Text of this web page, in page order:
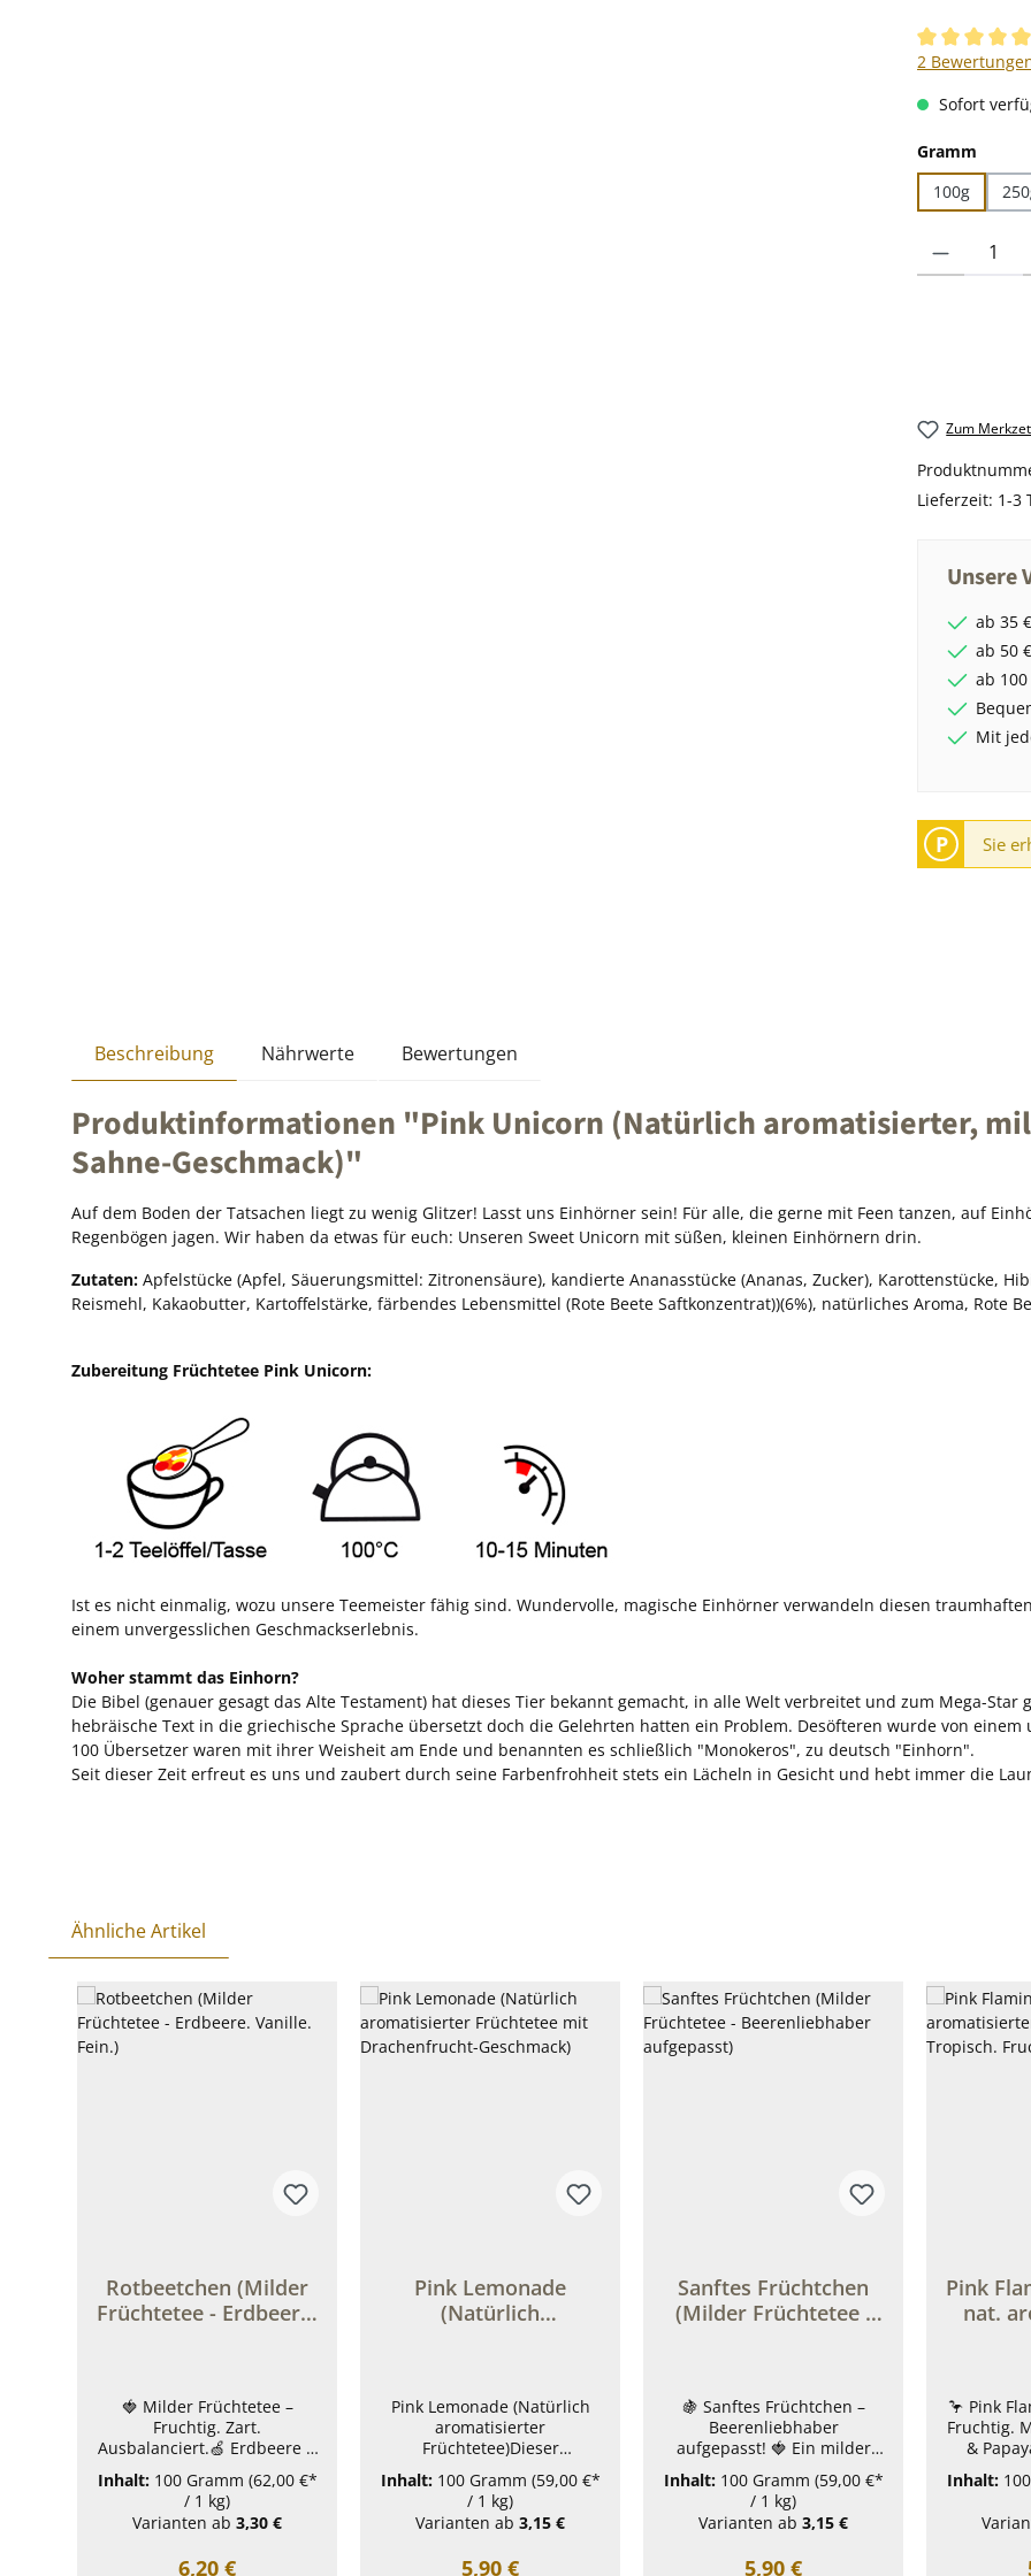
2
Sofort
Gramm
100g
Produkt
Zum
Lieferzeit: 1-3
Unsere
ab 35
ab 50
ab
Mit
P Sie
Beschreibung Nährwerte Bewertungen
Produktinformationen "Pink Unicorn (Natürlich aromatisierter,
Sahne-Geschmack)"
Auf dem Boden der Tatsachen liegt zu wenig Glitzer! Lasst uns Einhörner sein! Für alle, die gerne mit Feen tanzen, auf
Regenbögen jagen. Wir haben da etwas für euch: Unseren Sweet Unicorn mit süßen, kleinen Einhörnern drin.
Zutaten: Apfelstücke (Apfel, Säuerungsmittel: Zitronensäure), kandierte Ananasstücke (Ananas, Zucker), Karottenstücke,
Reismehl, Kakaobutter, Kartoffelstärke, färbendes Lebensmittel (Rote Beete Saftkonzentrat))(6%), natürliches Aroma, Rote
Zubereitung Früchtetee Pink Unicorn:
Ist es nicht einmalig, wozu unsere Teemeister fähig sind. Wundervolle, magische Einhörner verwandeln diesen
einem unvergesslichen Geschmackserlebnis.
Woher stammt das Einhorn?
Die Bibel (genauer gesagt das Alte Testament) hat dieses Tier bekannt gemacht, in alle Welt verbreitet und zum Mega-
hebräische Text in die griechische Sprache übersetzt doch die Gelehrten hatten ein Problem. Desöfteren wurde von
100 Übersetzer waren mit ihrer Weisheit am Ende und benannten es schließlich "Monokeros", zu deutsch "Einhorn".
Seit dieser Zeit erfreut es uns und zaubert durch seine Farbenfrohheit stets ein Lächeln in Gesicht und hebt immer die
Ähnliche Artikel
Produktgalerie überspringen
Rotbeetchen (Milder
Früchtetee - Erdbeere.
🍓 Milder Früchtetee –
Fruchtig. Zart.
Ausbalanciert.🍏 Erdbeere &
cremig | 🫖 Ideal für
jeden Tag Ein fein
abgestimmter Früchtetee
Die fruchtige Süße von
Inhalt: 100 Gramm (62,00 €*
/ 1 kg)
Varianten ab 3,30 €
Regulärer Preis:
6,20 €
Pink Lemonade
(Natürlich
Geschmack)
Pink Lemonade (Natürlich
aromatisierter
Früchtetee)Dieser
Drachenfruchtstückchen
und pinken Blüten iste eine
spritzige
eiskalt, als Limonade oder
Inhalt: 100 Gramm (59,00 €*
/ 1 kg)
Varianten ab 3,15 €
Regulärer Preis:
5,90 €
Sanftes Früchtchen
(Milder Früchtetee -
🍇 Sanftes Früchtchen –
Beerenliebhaber
aufgepasst! 🍓 Ein milder
Beerenvielfalt des Waldes:
Sanft im Geschmack, aber
voller Charakter!Holunder,
Brombeeren und Himbeeren
Inhalt: 100 Gramm (59,00 €*
/ 1 kg)
Varianten ab 3,15 €
Regulärer Preis:
5,90 €
Pink
nat.
🦩 Pink
Fruchtig.
&
als
Inhalt: